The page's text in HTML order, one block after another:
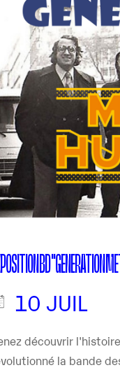
BD "GENERATION
10 JUIL
découvrir
la bande